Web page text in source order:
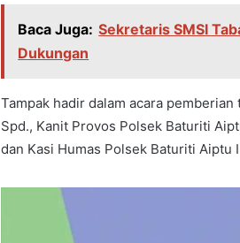
Baca Juga: Sekretaris SMSI
Dukungan
Tampak hadir dalam acara
Spd., Kanit Provos Polsek Baturiti
dan Kasi Humas Polsek Baturiti Aiptu